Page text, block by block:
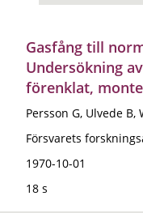
Gasfång till
Undersökning
förenklat,
Persson G, Ulvede B,
Försvarets
1970-10-01
18 s